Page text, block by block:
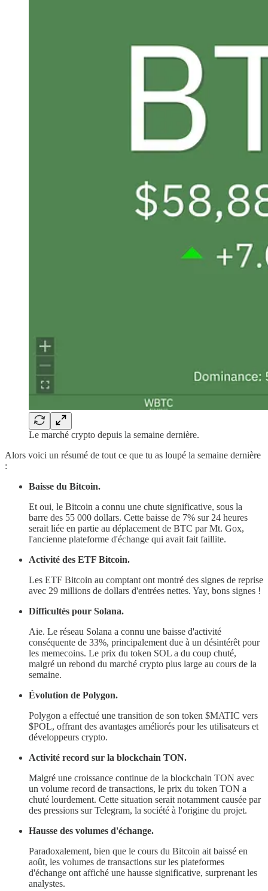
Le marché crypto depuis la semaine dernière.
Alors voici un résumé de tout ce que tu as loupé la semaine dernière
:
Baisse du Bitcoin.
Et oui, le Bitcoin a connu une chute significative, sous la
barre des 55 000 dollars. Cette baisse de 7% sur 24 heures
serait liée en partie au déplacement de BTC par Mt. Gox,
l'ancienne plateforme d'échange qui avait fait faillite.
Activité des ETF Bitcoin.
Les ETF Bitcoin au comptant ont montré des signes de reprise
avec 29 millions de dollars d'entrées nettes. Yay, bons signes !
Difficultés pour Solana.
Aie. Le réseau Solana a connu une baisse d'activité
conséquente de 33%, principalement due à un désintérêt pour
les memecoins. Le prix du token SOL a du coup chuté,
malgré un rebond du marché crypto plus large au cours de la
semaine.
Évolution de Polygon.
Polygon a effectué une transition de son token $MATIC vers
$POL, offrant des avantages améliorés pour les utilisateurs et
développeurs crypto.
Activité record sur la blockchain TON.
Malgré une croissance continue de la blockchain TON avec
un volume record de transactions, le prix du token TON a
chuté lourdement. Cette situation serait notamment causée par
des pressions sur Telegram, la société à l'origine du projet.
Hausse des volumes d'échange.
Paradoxalement, bien que le cours du Bitcoin ait baissé en
août, les volumes de transactions sur les plateformes
d'échange ont affiché une hausse significative, surprenant les
analystes.